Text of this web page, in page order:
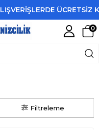
ÜCRETSİZ
0
Filtreleme